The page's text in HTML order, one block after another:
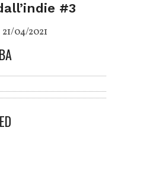
#3
21/04/2021